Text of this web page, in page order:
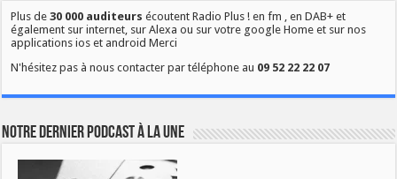
Plus de30 000 auditeurs écoutent Radio Plus ! en fm , en DAB+ et
également sur internet, sur Alexa ou sur votre google Home et sur nos
applications ios et android Merci
N'hésitez pas à nous contacter par téléphone au 09 52 22 22 07
Notre dernier podcast à la une